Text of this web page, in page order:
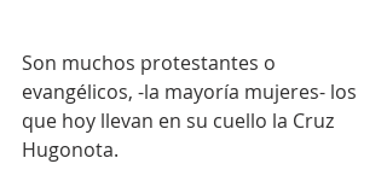
Son muchos protestantes o
evangélicos, -la mayoría mujeres- los
que hoy llevan en su cuello la Cruz
Hugonota.